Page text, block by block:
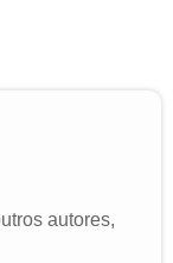
autores,